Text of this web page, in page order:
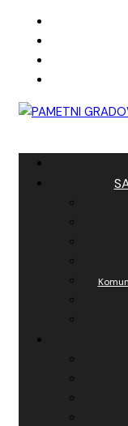
content